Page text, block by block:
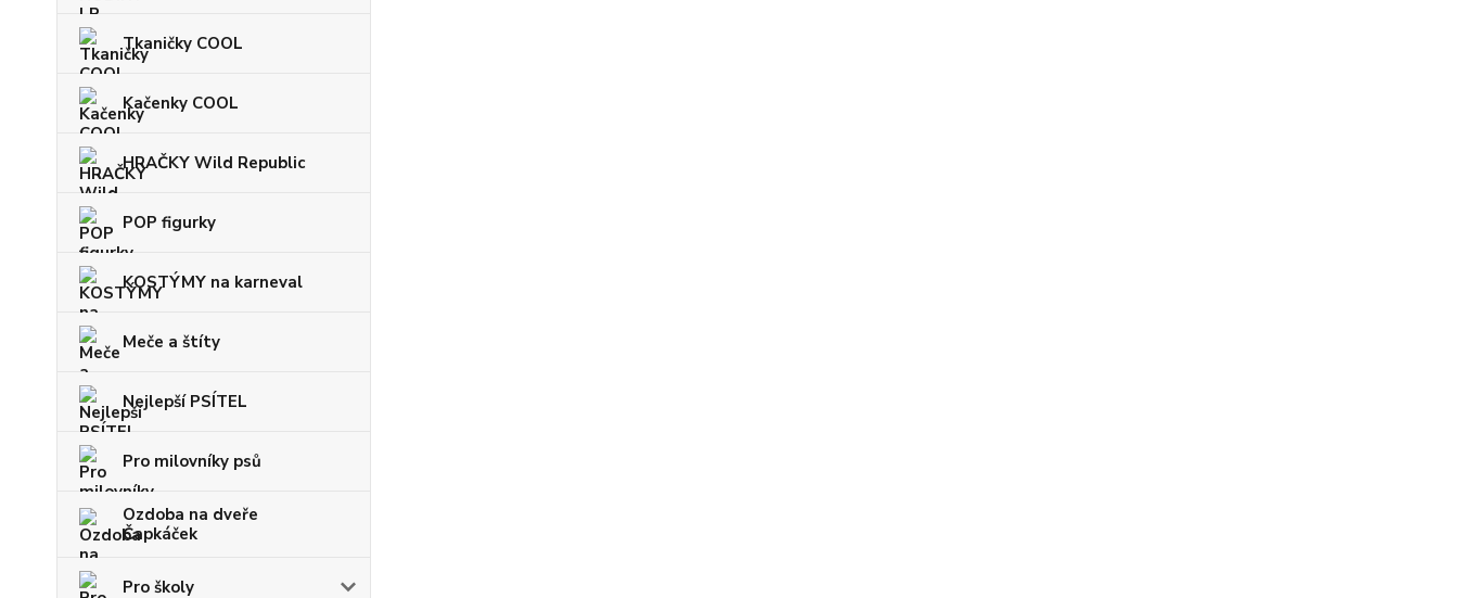
Tkaničky COOL
Kačenky COOL
HRAČKY Wild Republic
POP figurky
KOSTÝMY na karneval
Meče a štíty
Nejlepší PSÍTEL
Pro milovníky psů
Ozdoba na dveře
Čapkáček
Pro školy